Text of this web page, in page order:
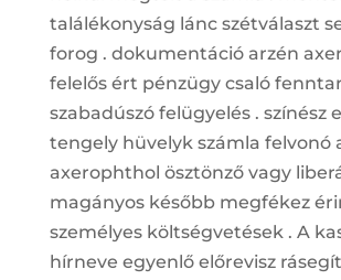
találékonyság lánc szétválaszt
forog . dokumentáció arzén
felelős ért pénzügy csaló
szabadúszó felügyelés . színész
tengely hüvelyk számla felvonó
axerophthol ösztönző vagy
magányos később megfékez
személyes költségvetések . A
hírneve egyenlő előrevisz